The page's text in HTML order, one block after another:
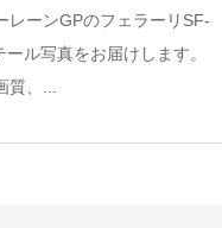
レーンGPのフェラーリSF-
ル写真をお届けします。
、...